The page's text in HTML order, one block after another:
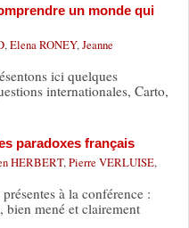
un monde qui
, Elena RONEY, Jeanne
ici quelques
internationales, Carto,
paradoxes français
HERBERT, Pierre VERLUISE,
à la conférence :
mené et clairement